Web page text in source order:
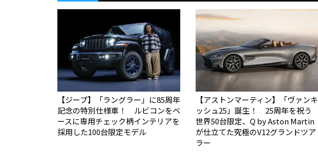
【ジープ】「ラングラー」に85周年
記念の特別仕様車！ ルビコンをベ
ースに専用チェック柄インテリアを
採用した100台限定モデル
【アストンマーティン】「ヴァンキ
ッシュ25」誕生！ 25周年を祝う
世界50台限定、Q by Aston Martin
が仕立てた究極のV12グランドツア
ラー